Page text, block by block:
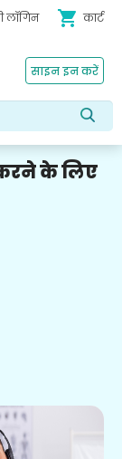
लॉगिन shopping_cart कार्ट
साइन इन करें
के लिए